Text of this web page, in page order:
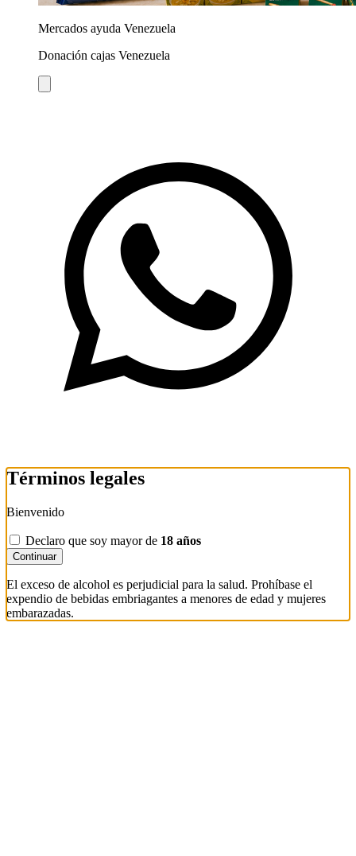
Mercados ayuda Venezuela
Donación cajas Venezuela
Términos legales
Bienvenido
Declaro que soy mayor de 18 años
Continuar
El exceso de alcohol es perjudicial para la salud. Prohíbase el
expendio de bebidas embriagantes a menores de edad y mujeres
embarazadas.